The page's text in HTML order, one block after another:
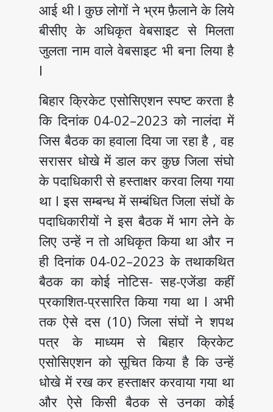
आई थी I कुछ लोगों ने भ्रम फ़ैलाने के लिये
बीसीए के अधिकृत वेबसाइट से मिलता
जुलता नाम वाले वेबसाइट भी बना लिया है
I
बिहार क्रिकेट एसोसिएशन स्पष्ट करता है
कि दिनांक 04-02–2023 को नालंदा में
जिस बैठक का हवाला दिया जा रहा है , वह
सरासर धोखे में डाल कर कुछ जिला संघो
के पदाधिकारी से हस्ताक्षर करवा लिया गया
था I इस सम्बन्ध में सम्बंधित जिला संघों के
पदाधिकारीयों ने इस बैठक में भाग लेने के
लिए उन्हें न तो अधिकृत किया था और न
ही दिनांक 04-02–2023 के तथाकथित
बैठक का कोई नोटिस- सह-एजेंडा कहीं
प्रकाशित-प्रसारित किया गया था I अभी
तक ऐसे दस (10) जिला संघों ने शपथ
पत्र के माध्यम से बिहार क्रिकेट
एसोसिएशन को सूचित किया है कि उन्हें
धोखे में रख कर हस्ताक्षर करवाया गया था
और ऐसे किसी बैठक से उनका कोई